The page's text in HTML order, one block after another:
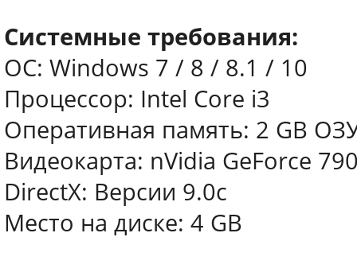
Системные требования:
ОС: Windows 7 / 8 / 8.1 / 10
Процессор: Intel Core i3
Оперативная память: 2 GB
Видеокарта: nVidia GeForce
DirectX: Версии 9.0c
Место на диске: 4 GB